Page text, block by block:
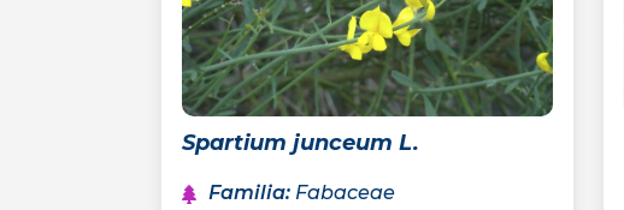
Spartium junceum L.
Familia: Fabaceae